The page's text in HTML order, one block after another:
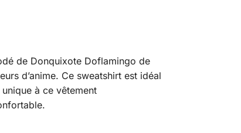
de Donquixote Doflamingo de
d’anime. Ce sweatshirt est idéal
à ce vêtement